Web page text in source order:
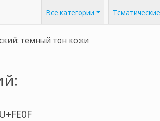
Все категории
темный тон кожи